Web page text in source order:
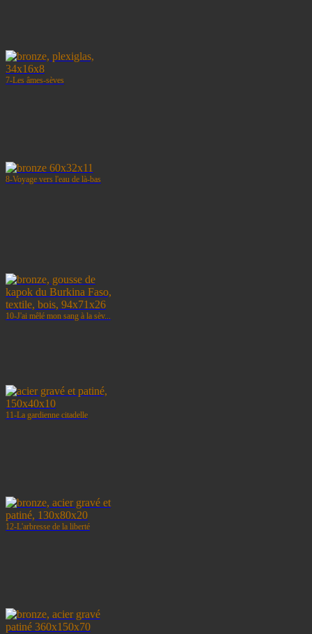
7-Les âmes-sèves
8-Voyage vers l'eau de là-bas
10-J'ai mêlé mon sang à la sèv...
11-La gardienne citadelle
12-L'arbresse de la liberté